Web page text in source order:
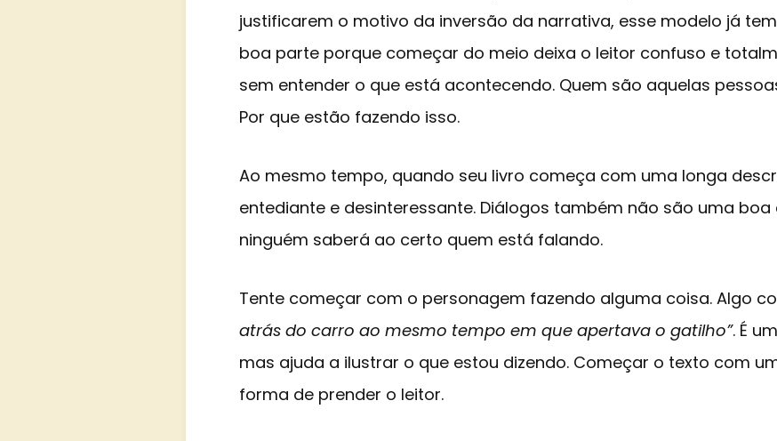
justificarem o motivo da inversão da narrativa, esse modelo já
boa parte porque começar do meio deixa o leitor confuso e
sem entender o que está acontecendo. Quem são aquelas
Por que estão fazendo isso.
Ao mesmo tempo, quando seu livro começa com uma longa
entediante e desinteressante. Diálogos também não são uma boa
ninguém saberá ao certo quem está falando.
Tente começar com o personagem fazendo alguma coisa. Algo
atrás do carro ao mesmo tempo em que apertava o gatilho”. É
mas ajuda a ilustrar o que estou dizendo. Começar o texto com
forma de prender o leitor.